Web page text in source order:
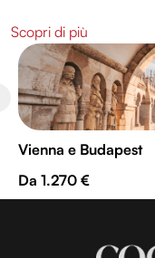
Scopri di più
Vienna e Budapest
Da 1.270 €